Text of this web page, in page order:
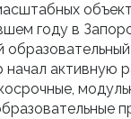
году в
начал активную